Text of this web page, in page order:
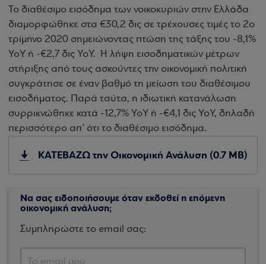
Το διαθέσιμο εισόδημα των νοικοκυριών στην Ελλάδα
διαμορφώθηκε στα €30,2 δις σε τρέχουσες τιμές το 2ο
τρίμηνο 2020 σημειώνοντας πτώση της τάξης του -8,1%
YoY ή -€2,7 δις YoY. Η λήψη εισοδηματικών μέτρων
στήριξης από τους ασκούντες την οικονομική πολιτική
συγκράτησε σε έναν βαθμό τη μείωση του διαθέσιμου
εισοδήματος. Παρά ταύτα, η ιδιωτική κατανάλωση
συρρικνώθηκε κατά -12,7% YoY ή -€4,1 δις YoY, δηλαδή
περισσότερο απ’ ότι το διαθέσιμο εισόδημα.
ΚΑΤΕΒΑΖΩ την Οικονομική Ανάλυση (0.7 MB)
Να σας ειδοποιήσουμε όταν εκδοθεί η επόμενη
οικονομική ανάλυση;
Συμπληρώστε το email σας: